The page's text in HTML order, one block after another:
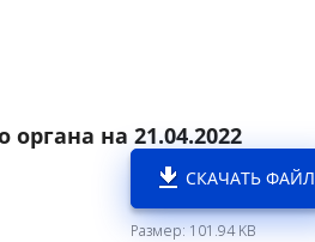
на 21.04.2022
СКАЧАТЬ ФАЙЛ
Размер: 101.94 KB